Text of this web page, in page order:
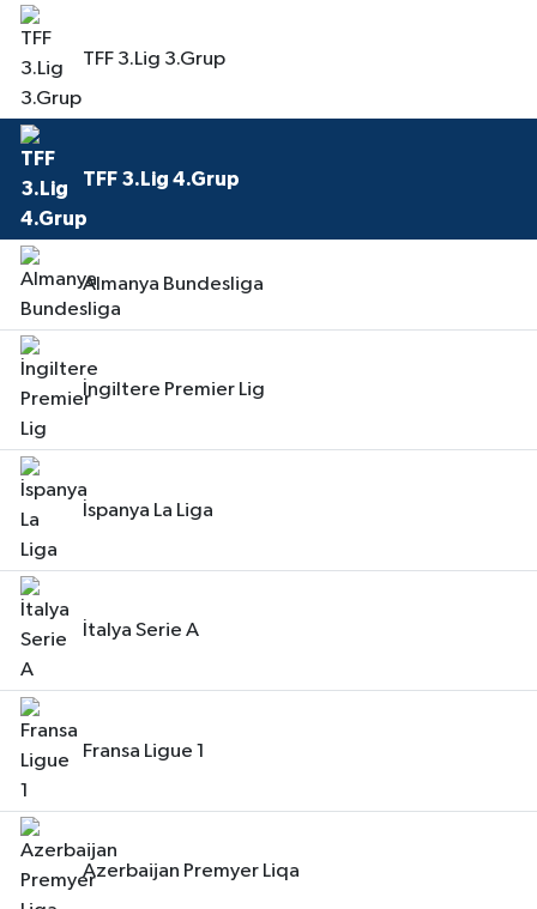
TFF 3.Lig 3.Grup
TFF 3.Lig 4.Grup
Almanya Bundesliga
İngiltere Premier Lig
İspanya La Liga
İtalya Serie A
Fransa Ligue 1
Azerbaijan Premyer Liqa